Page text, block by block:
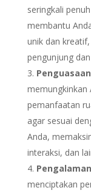
seringkali
membantu
unik dan
pengunjung
memungkinkan
pemanfaatan
agar sesuai
Anda,
interaksi, dan
menciptakan